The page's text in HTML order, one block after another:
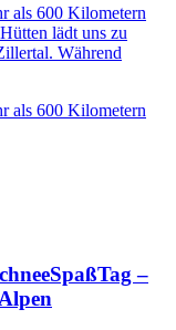
als 600 Kilometern
lädt uns zu
Während
als 600 Kilometern
–